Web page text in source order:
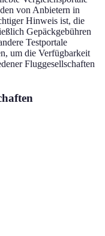
von Anbietern in
Hinweis ist, die
Gepäckgebühren
Testportale
um die Verfügbarkeit
Fluggesellschaften